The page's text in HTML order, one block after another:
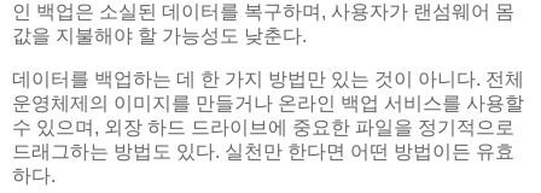
인 백업은 소실된 데이터를 복구하며, 사용자가 랜섬웨어 몸
값을 지불해야 할 가능성도 낮춘다.
데이터를 백업하는 데 한 가지 방법만 있는 것이 아니다. 전체
운영체제의 이미지를 만들거나 온라인 백업 서비스를 사용할
수 있으며, 외장 하드 드라이브에 중요한 파일을 정기적으로
드래그하는 방법도 있다. 실천만 한다면 어떤 방법이든 유효
하다.